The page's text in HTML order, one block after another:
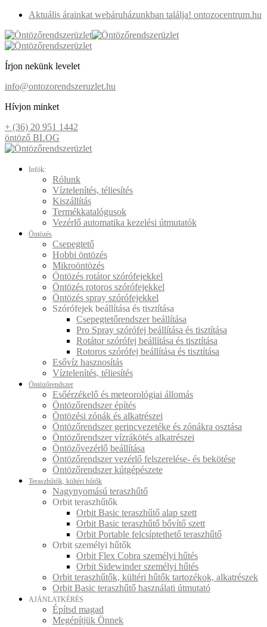
Aktuális árainkat webáruházunkban találja! ontozocentrum.hu
Írjon nekünk levelet
info@ontozorendszeruzlet.hu
Hívjon minket
+ (36) 20 951 1442
öntöző BLOG
Infók:
Rólunk
Víztelenítés, téliesítés
Kiszállítás
Termékkatalógusok
Vezérlő automatika kezelési útmutatók
Öntözés
Csepegtető
Hobbi öntözés
Mikroöntözés
Öntözés rotátor szórófejekkel
Öntözés rotoros szórófejekkel
Öntözés spray szórófejekkel
Szórófejek beállítása és tisztítása
Csepegtetőrendszer beállítása
Pro Spray szórófej beállítása és tisztítása
Rotátor szórófej beállítása és tisztítása
Rotoros szórófej beállítása és tisztítása
Esővíz hasznosítás
Víztelenítés, téliesítés
Öntözőrendszer
Esőérzékelő és meteorológiai állomás
Öntözőrendszer építés
Öntözési zónák és alkatrészei
Öntözőrendszer gerincvezetéke és zónákra osztása
Öntözőrendszer vízrákötés alkatrészei
Öntözővezérlő beállítása
Öntözőrendszer vezérlő felszerelése- és bekötése
Öntözőrendszer kútgépészete
Teraszhűtők, kültéri hűtők
Nagynyomású teraszhűtő
Orbit teraszhűtők
Orbit Basic teraszhűtő alap szett
Orbit Basic teraszhűtő bővítő szett
Orbit Portable felcsíptethető teraszhűtő
Orbit személyi hűtők
Orbit Flex Cobra személyi hűtés
Orbit Sidewinder személyi hűtés
Orbit teraszhűtők, kültéri hűtők tartozékok, alkatrészek
Orbit Basic teraszhűtő használati útmutató
AJÁNLATKÉRÉS
Építsd magad
Megépítjük Önnek